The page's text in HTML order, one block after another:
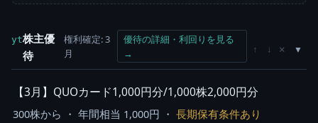
yt株主優
待
権利確定: 3
月
優待の詳細・利回りを見る
→
↑ ↓ ×
【3月】QUOカード1,000円分/1,000株2,000円分
300株から ・ 年間相当 1,000円 ・ 長期保有条件あり